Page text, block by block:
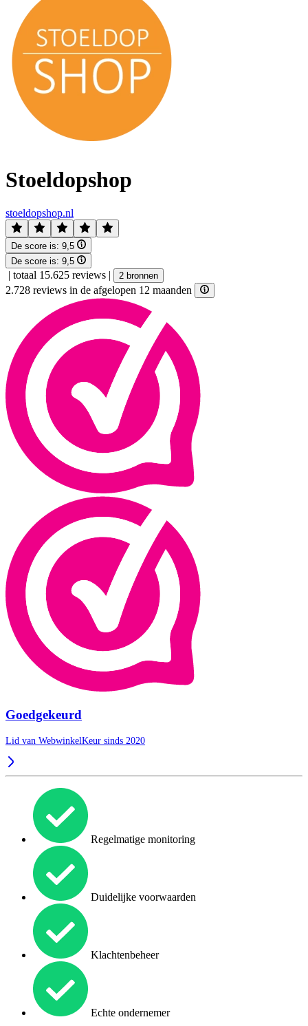
Stoeldopshop
stoeldopshop.nl
De score is: 9,5
De score is: 9,5
| totaal 15.625 reviews | 2 bronnen
2.728 reviews in de afgelopen 12 maanden
Goedgekeurd
Lid van WebwinkelKeur sinds 2020
Regelmatige monitoring
Duidelijke voorwaarden
Klachtenbeheer
Echte ondernemer